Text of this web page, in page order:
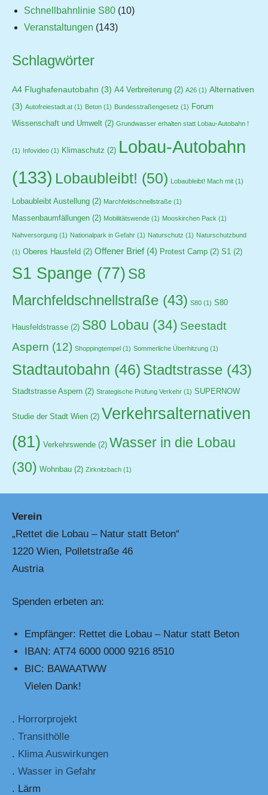
Schnellbahnlinie S80 (10)
Veranstaltungen (143)
Schlagwörter
A4 Flughafenautobahn (3) A4 Verbreiterung (2) A26 (1) Alternativen
(3) Autofreiestadt.at (1) Beton (1) Bundesstraßengesetz (1) Forum
Wissenschaft und Umwelt (2) Grundwasser erhalten statt Lobau-Autobahn !
(1) Infovideo (1) Klimaschutz (2) Lobau-Autobahn
(133) Lobaubleibt! (50) Lobaubleibt! Mach mit (1)
Lobaubleibt Austellung (2) Marchfeldschnellstraße (1)
Massenbaumfällungen (2) Mobilitätswende (1) Mooskirchen Pack (1)
Nahversorgung (1) Nationalpark in Gefahr (1) Naturschutz (1) Naturschutzbund
(1) Oberes Hausfeld (2) Offener Brief(4) Protest Camp (2) S1 (2)
S1 Spange (77) S8
Marchfeldschnellstraße (43) S80 (1) S80
Hausfeldstrasse (2) S80 Lobau (34) Seestadt
Aspern (12) Shoppingtempel (1) Sommerliche Überhitzung (1)
Stadtautobahn (46) Stadtstrasse (43)
Stadtstrasse Aspern (2) Strategische Prüfung Verkehr (1) SUPERNOW
Studie der Stadt Wien (2) Verkehrsalternativen
(81) Verkehrswende (2) Wasser in die Lobau
(30) Wohnbau (2) Zirknitzbach (1)
Verein
„Rettet die Lobau – Natur statt Beton“
1220 Wien, Polletstraße 46
Austria
Spenden erbeten an:
Empfänger: Rettet die Lobau – Natur statt Beton
IBAN: AT74 6000 0000 9216 8510
BIC: BAWAATWW
Vielen Dank!
. Horrorprojekt
. Transithölle
. Klima Auswirkungen
. Wasser in Gefahr
. Lärm